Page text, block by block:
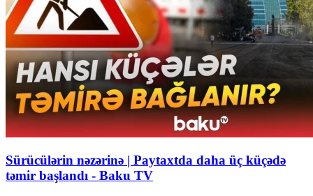
Sürücülərin nəzərinə | Paytaxtda daha üç küçədə
təmir başlandı - Baku TV